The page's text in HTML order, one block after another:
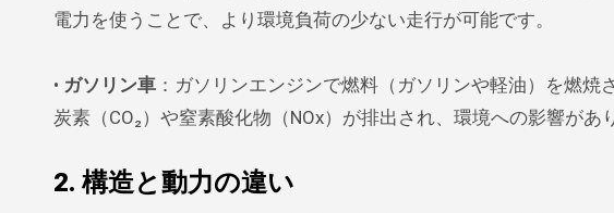
電力を使うことで、より環境負荷の少ない走行が可能です。
• ガソリン車 ：ガソリンエンジンで燃料（ガソリンや軽油）を燃
炭素（CO₂）や窒素酸化物（NOx）が排出され、環境への影響があ
2. 構造と動力の違い